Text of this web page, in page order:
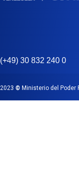
(+49) 30 832 240 0
2023 © Ministerio del Poder